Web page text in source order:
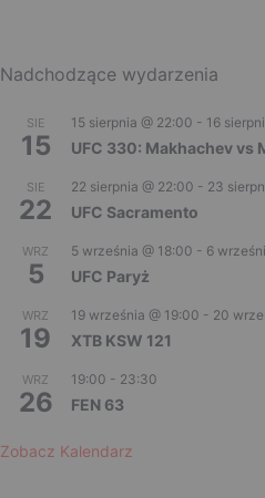
Nadchodzące wydarzenia
SIE
15
15 sierpnia @ 22:00 - 16
UFC 330: Makhachev vs
SIE
22
22 sierpnia @ 22:00 - 23
UFC Sacramento
WRZ
5
5 września @ 18:00 - 6
UFC Paryż
WRZ
19
19 września @ 19:00 - 20
XTB KSW 121
WRZ
26
19:00 - 23:30
FEN 63
Zobacz Kalendarz